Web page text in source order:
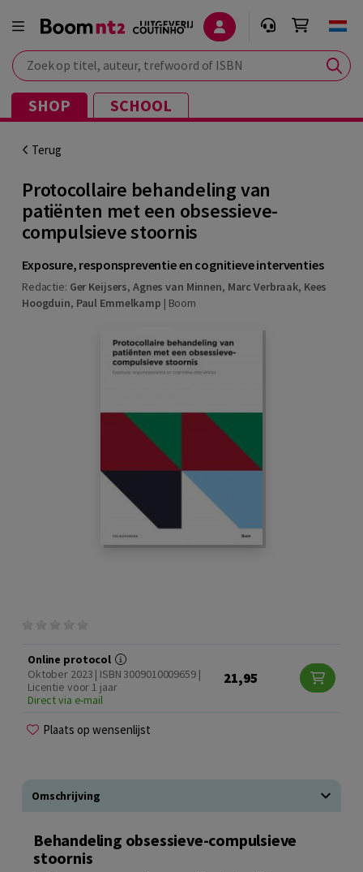
Zoek op titel, auteur, trefwoord of ISBN
SHOP SCHOOL
Terug
Protocollaire behandeling van
patiënten met een obsessieve-
compulsieve stoornis
Exposure, responspreventie en cognitieve interventies
Redactie: Ger Keijsers, Agnes van Minnen, Marc Verbraak, Kees
Hoogduin, Paul Emmelkamp | Boom
Online protocol
Oktober 2023 | ISBN 3009010009659 |
Licentie voor 1 jaar
Direct via e-mail
21,95
Plaats op wensenlijst
Omschrijving
Behandeling obsessieve-compulsieve
stoornis